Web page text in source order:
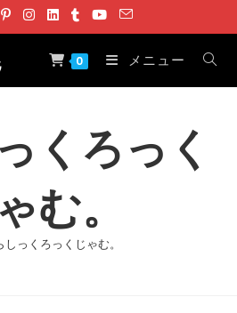
0 メニュー
くろっく
む。
しっくろっくじゃむ。